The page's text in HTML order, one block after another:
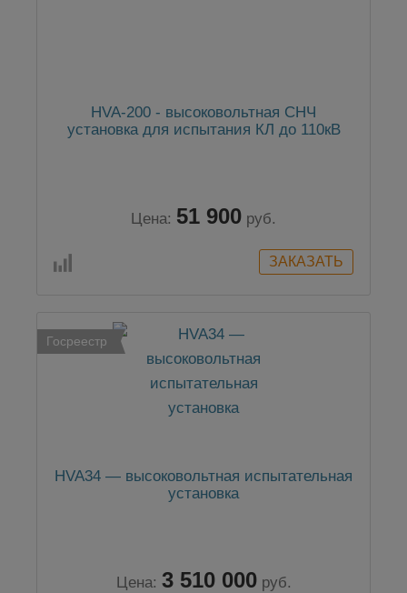
HVA-200 - высоковольтная СНЧ
установка для испытания КЛ до 110кВ
Цена: 51 900 руб.
Госреестр
HVA34 — высоковольтная испытательная
установка
Цена: 3 510 000 руб.